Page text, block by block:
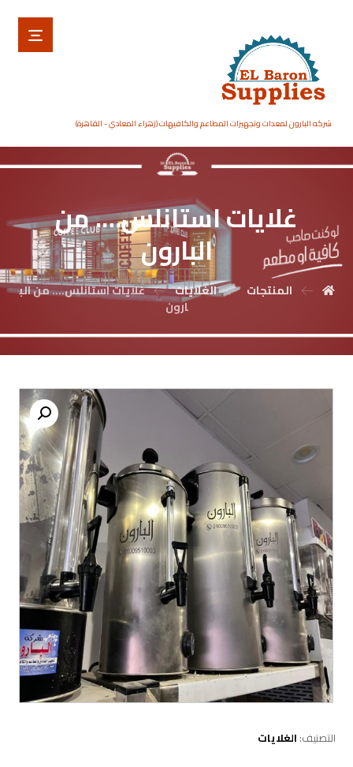
شركه البارون لمعدات وتجهيزات المطاعم والكافيهات (زهراء المعادي - القاهرة)
غلايات استانلس…. من
البارون
المنتجات الغلايات
غلايات استانلس.... من الب
ارون
التصنيف: الغلايات